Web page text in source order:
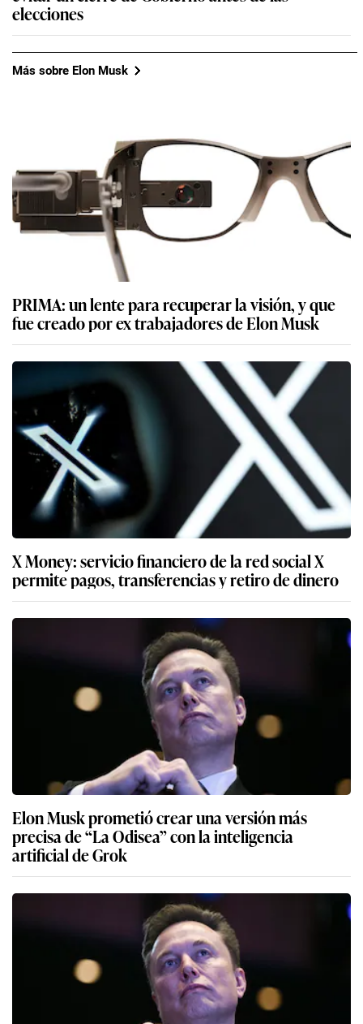
elecciones
Más sobre Elon Musk
PRIMA: un lente para recuperar la visión, y que
fue creado por ex trabajadores de Elon Musk
X Money: servicio financiero de la red social X
permite pagos, transferencias y retiro de dinero
Elon Musk prometió crear una versión más
precisa de “La Odisea” con la inteligencia
artificial de Grok